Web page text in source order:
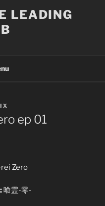
LEADING
ep 01
Zero
喰霊-零-